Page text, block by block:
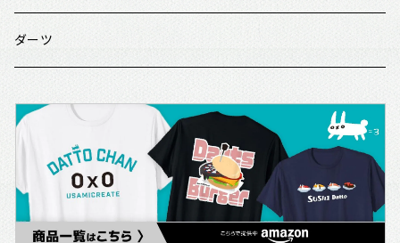
ペンケース
スマホケース
スイーツ
ダーツ